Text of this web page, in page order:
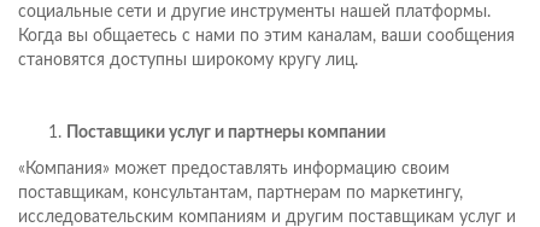
социальные сети и другие инструменты нашей платформы.
Когда вы общаетесь с нами по этим каналам, ваши сообщения
становятся доступны широкому кругу лиц.
Поставщики услуг и партнеры компании
«Компания» может предоставлять информацию своим
поставщикам, консультантам, партнерам по маркетингу,
исследовательским компаниям и другим поставщикам услуг и